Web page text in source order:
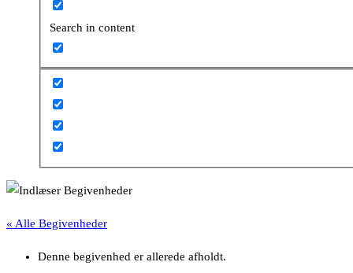
Search in content
« Alle Begivenheder
Denne begivenhed er allerede afholdt.